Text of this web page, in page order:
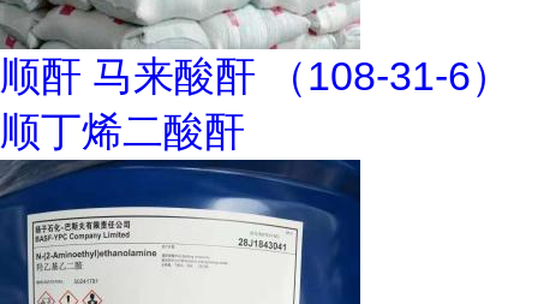
顺酐 马来酸酐 （108-31-6）
顺丁烯二酸酐